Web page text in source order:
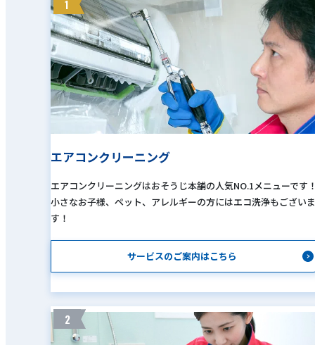
1
エアコンクリーニング
エアコンクリーニングはおそうじ本舗の人気NO.1メニューです
小さなお子様、ペット、アレルギーの方にはエコ洗浄もございま
す！
サービスのご案内はこちら
2